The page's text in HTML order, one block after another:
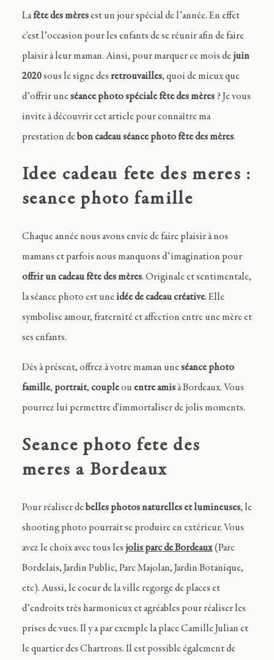
Lafête des mèresest un jour spécial de l’année. En effet
c'est l’occasion pour les enfants de se réunir afin de faire
plaisir à leur maman. Ainsi, pour marquer ce mois de juin
2020sous le signe des retrouvailles, quoi de mieux que
d’offrir uneséance photo spéciale fête des mères? Je vous
invite à découvrir cet article pour connaître ma
prestation debon cadeauséance photo fête des mères.
Idee cadeau fete des meres :
seance photo famille
Chaque année nous avons envie de faire plaisir à nos
mamans et parfois nous manquons d’imagination pour
offrir un cadeau fête des mères. Originale et sentimentale,
la séance photo est uneidée de cadeau créative. Elle
symbolise amour, fraternité et affection entre une mère et
ses enfants.
Dès à présent, offrez à votre maman uneséance photo
famille, portrait, coupleou entre amisà Bordeaux. Vous
pourrez lui permettre d'immortaliser de jolis moments.
Seance photo fete des
meres a Bordeaux
Pour réaliser debelles photos naturelles et lumineuses, le
shooting photo pourrait se produire en extérieur. Vous
avez le choix avec tous les jolis parc de Bordeaux(Parc
Bordelais, Jardin Public, Parc Majolan, Jardin Botanique,
etc). Aussi, le coeur de la ville regorge de places et
d’endroits très harmonieux et agréables pour réaliser les
prises de vues. Il y a par exemple la place Camille Julian et
le quartier des Chartrons. Il est possible également de